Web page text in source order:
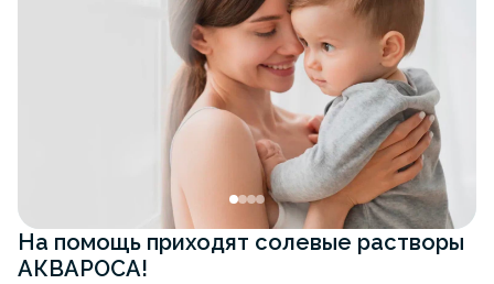
На помощь приходят солевые растворы
АКВАРОСА!